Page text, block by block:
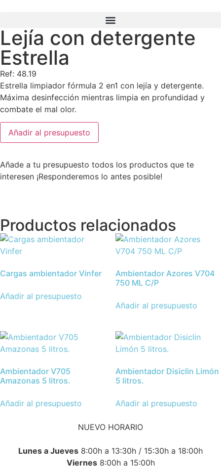
Lejía con detergente
Estrella
Ref: 48.19
Estrella limpiador fórmula 2 en1 con lejía y detergente.
Máxima desinfección mientras limpia en profundidad y
combate el mal olor.
Añadir al presupuesto
Añade a tu presupuesto todos los productos que te
interesen ¡Responderemos lo antes posible!
Productos relacionados
Cargas ambientador Vinfer
Añadir al presupuesto
Ambientador Azores V704
750 ML C/P
Añadir al presupuesto
Ambientador V705
Amazonas 5 litros.
Añadir al presupuesto
Ambientador Disiclin Limón
5 litros.
Añadir al presupuesto
NUEVO HORARIO
Lunes a Jueves 8:00h a 13:30h / 15:30h a 18:00h
Viernes8:00h a 15:00h